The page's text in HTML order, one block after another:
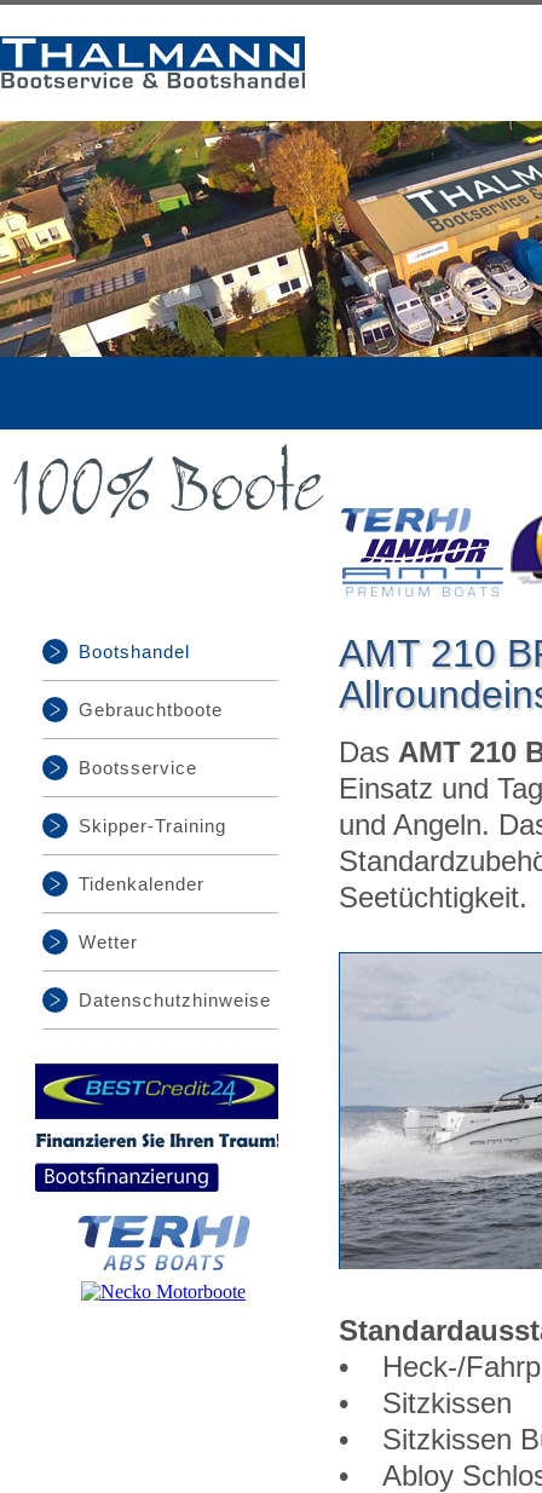
Bootshandel
Gebrauchtboote
Bootsservice
Skipper-Training
Tidenkalender
Wetter
Datenschutzhinweise
AMT 210
Das AMT 210
Einsatz und
und Angeln.
Seetüchtigkeit.
• Heck-/
• Sitzkissen
• Sitzkissen
• Abloy